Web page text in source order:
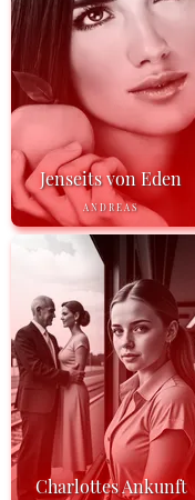
Jenseits von Eden
ANDREAS
Charlottes Ankunft